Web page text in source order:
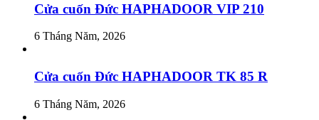
Cửa cuốn Đức HAPHADOOR VIP 210
6 Tháng Năm, 2026
Cửa cuốn Đức HAPHADOOR TK 85 R
6 Tháng Năm, 2026